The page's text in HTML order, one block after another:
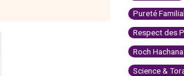
Pureté
Respect des
Roch Hachana
Science &